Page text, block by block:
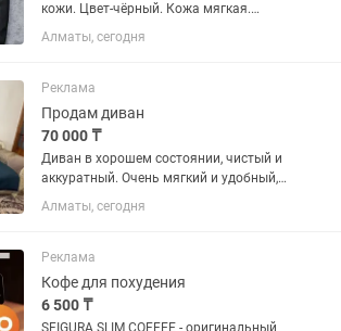
кожи. Цвет-чёрный. Кожа мягкая.
Выглядит очень стильно. Размер 50-
52.Осень-весна. Высококачественные
Торга нет!
Алматы, сегодня
Реклама
Продам диван
70 000 ₸
Диван в хорошем состоянии, чистый и
аккуратный. Очень мягкий и удобный,
отлично подойдет для гостиной, холла
или зоны отдыха. Каркас крепкий, без
в длину, ширина...
Алматы, сегодня
Реклама
Кофе для похудения
6 500 ₸
SFIGURA SLIM COFFEE - оригинальный